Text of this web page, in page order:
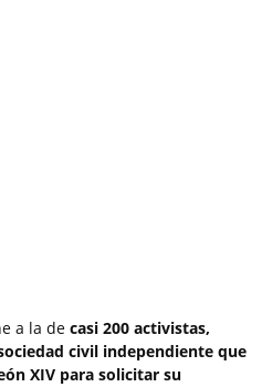
a la de casi 200 activistas,
civil independiente que
XIV para solicitar su